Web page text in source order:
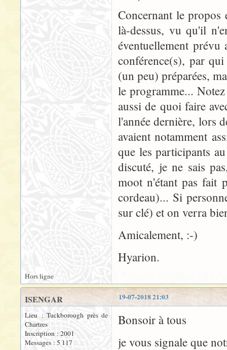
Concernant le propos
là-dessus, vu qu'il
éventuellement
conférence(s), par
(un peu) préparées,
le programme...
aussi de quoi faire
l'année dernière, lors
avaient notamment
que les participants
discuté, je ne sais
moot n'étant pas fait
cordeau)... Si
sur clé) et on verra
Amicalement, :-)
Hyarion.
Hors ligne
19-07-2018 21:03
ISENGAR
Lieu : Tuckborough près de
Chartres
Inscription : 2001
Messages : 5 117
Bonsoir à tous
je vous signale que